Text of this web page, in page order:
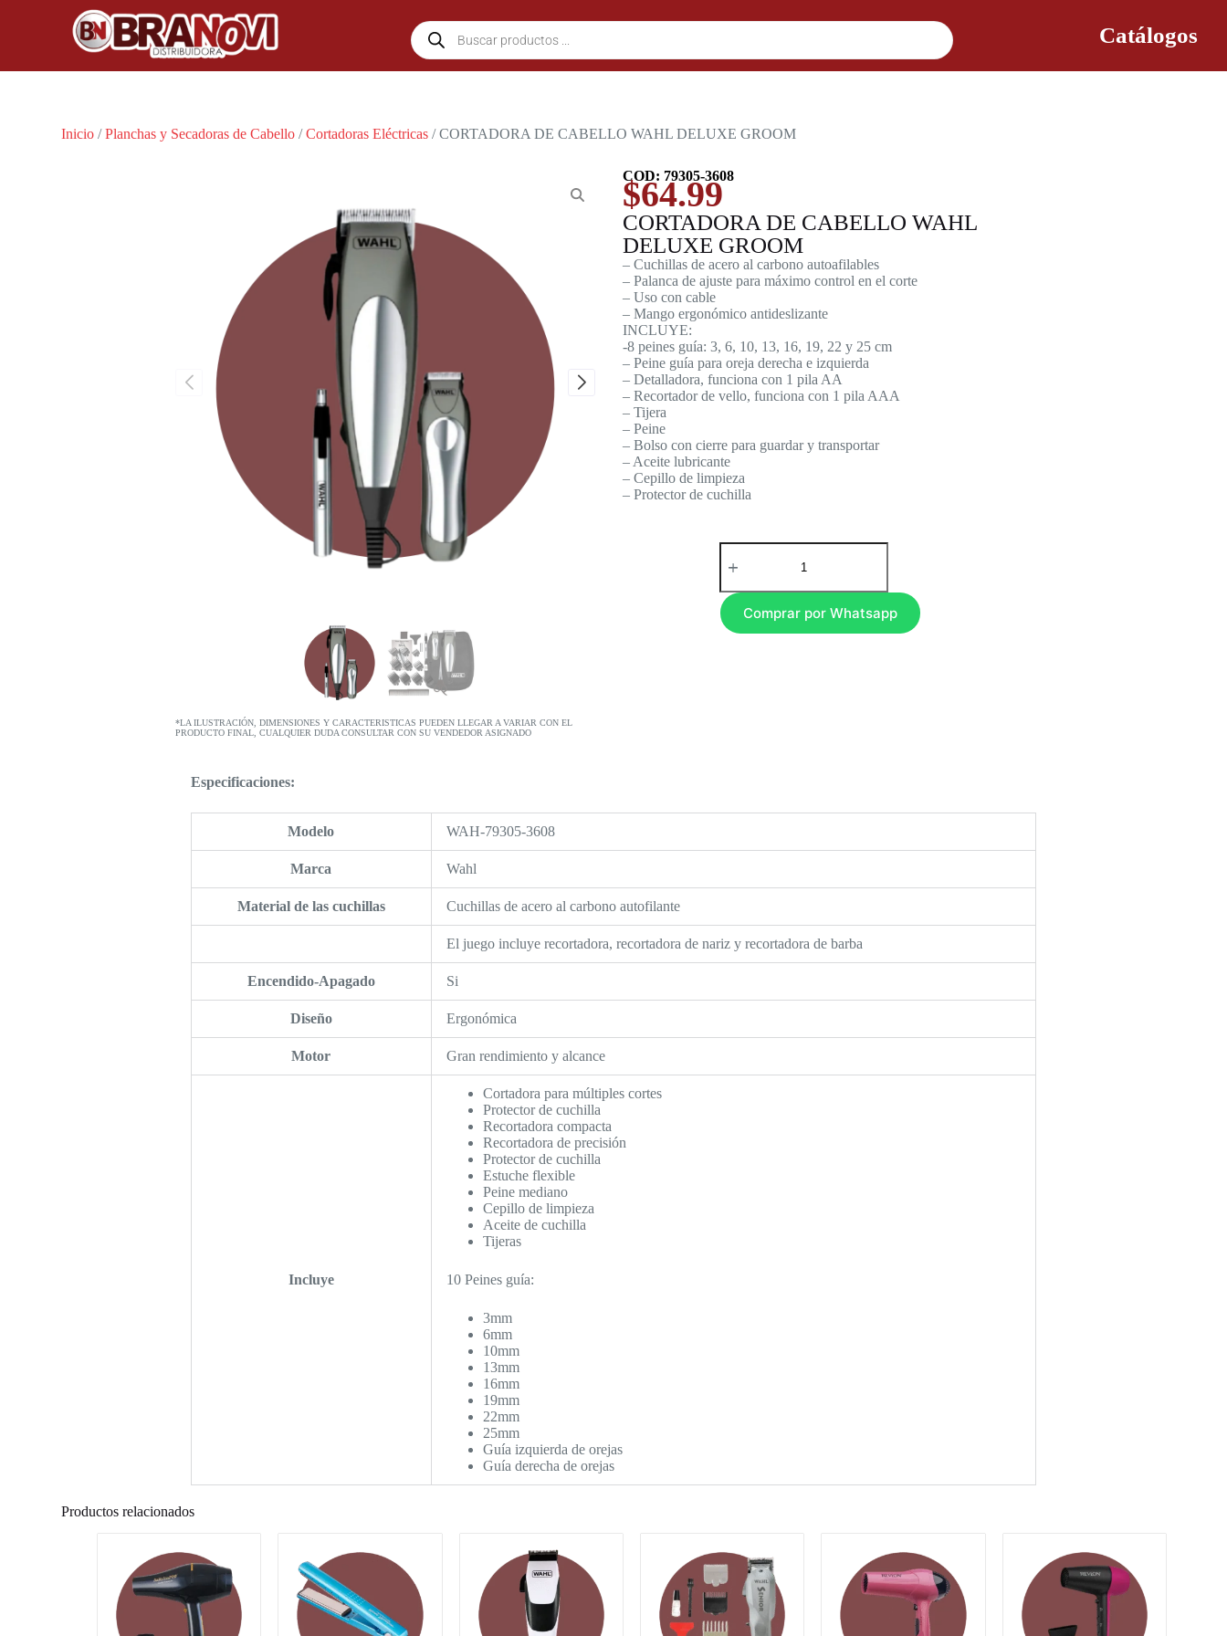
Catálogos
Inicio /Planchas y Secadoras de Cabello /Cortadoras Eléctricas / CORTADORA DE CABELLO WAHL DELUXE GROOM
*LA ILUSTRACIÓN, DIMENSIONES Y CARACTERISTICAS PUEDEN LLEGAR A VARIAR CON EL
PRODUCTO FINAL, CUALQUIER DUDA CONSULTAR CON SU VENDEDOR ASIGNADO
COD: 79305-3608
$64.99
CORTADORA DE CABELLO WAHL
DELUXE GROOM
– Cuchillas de acero al carbono autoafilables
– Palanca de ajuste para máximo control en el corte
– Uso con cable
– Mango ergonómico antideslizante
INCLUYE:
-8 peines guía: 3, 6, 10, 13, 16, 19, 22 y 25 cm
– Peine guía para oreja derecha e izquierda
– Detalladora, funciona con 1 pila AA
– Recortador de vello, funciona con 1 pila AAA
– Tijera
– Peine
– Bolso con cierre para guardar y transportar
– Aceite lubricante
– Cepillo de limpieza
– Protector de cuchilla
Comprar por Whatsapp
Especificaciones:
Modelo WAH-79305-3608
Marca Wahl
Material de las cuchillas Cuchillas de acero al carbono autofilante
El juego incluye recortadora, recortadora de nariz y recortadora de barba
Encendido-Apagado Si
Diseño Ergonómica
Motor Gran rendimiento y alcance
Incluye
Cortadora para múltiples cortes
Protector de cuchilla
Recortadora compacta
Recortadora de precisión
Protector de cuchilla
Estuche flexible
Peine mediano
Cepillo de limpieza
Aceite de cuchilla
Tijeras
10 Peines guía:
3mm
6mm
10mm
13mm
16mm
19mm
22mm
25mm
Guía izquierda de orejas
Guía derecha de orejas
Productos relacionados